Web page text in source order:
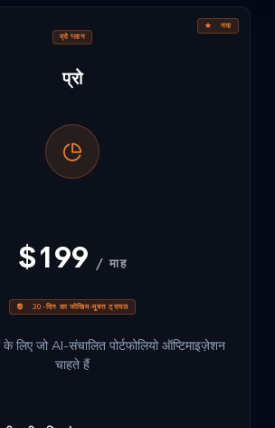
नया
प्रो प्लान
प्रो
$199 / माह
30-दिन का जोखिम-मुक्त ट्रायल
लिए जो AI-संचालित पोर्टफोलियो ऑप्टिमाइज़ेशन
चाहते हैं